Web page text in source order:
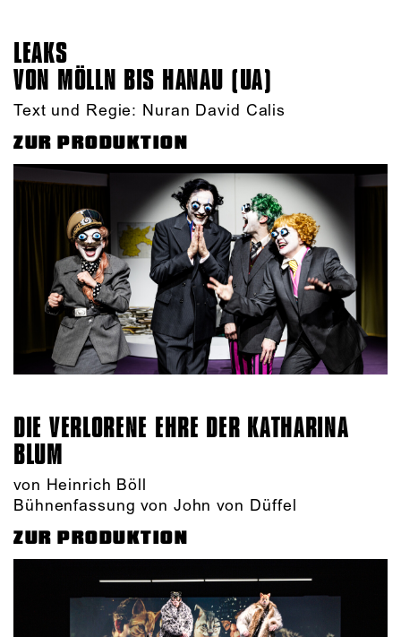
LEAKS
VON MÖLLN BIS HANAU (UA)
Text und Regie: Nuran David Calis
ZUR PRODUKTION
DIE VERLORENE EHRE DER KATHARINA
BLUM
von Heinrich Böll
Bühnenfassung von John von Düffel
ZUR PRODUKTION